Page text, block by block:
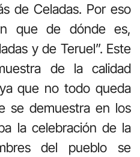
de Celadas. Por eso
que de dónde es,
y de Teruel”. Este
de la calidad
que no todo queda
se demuestra en los
la celebración de la
del pueblo se